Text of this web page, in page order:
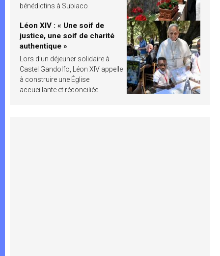
bénédictins à Subiaco
Léon XIV : « Une soif de
justice, une soif de charité
authentique »
Lors d’un déjeuner solidaire à
Castel Gandolfo, Léon XIV appelle
à construire une Église
accueillante et réconciliée